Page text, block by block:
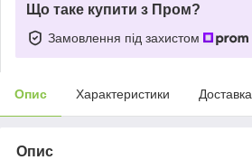
Що таке купити з Пром?
Замовлення під захистом
Опис Характеристики Доставка
Опис